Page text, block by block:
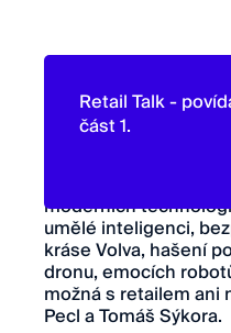
moderních
umělé inteligenci,
kráse Volva, hašení
dronu, emocích
možná s retailem ani
Pecl a Tomáš Sýkora.
Retail Talk -
část 1.